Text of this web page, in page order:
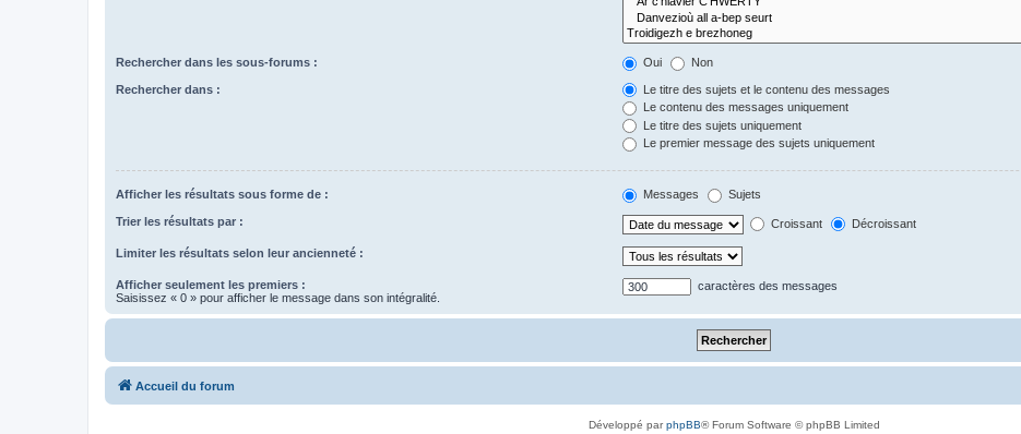
Rechercher dans les sous-forums : Oui Non
Rechercher dans :
Le titre des sujets et le contenu des messages
Le contenu des messages uniquement
Le titre des sujets uniquement
Le premier message des sujets uniquement
Afficher les résultats sous forme de : Messages Sujets
Trier les résultats par : Croissant Décroissant
Limiter les résultats selon leur ancienneté :
Afficher seulement les premiers :
Saisissez « 0 » pour afficher le message dans son intégralité.
caractères des messages
Accueil du forum
Développé parphpBB® Forum Software © phpBB Limited